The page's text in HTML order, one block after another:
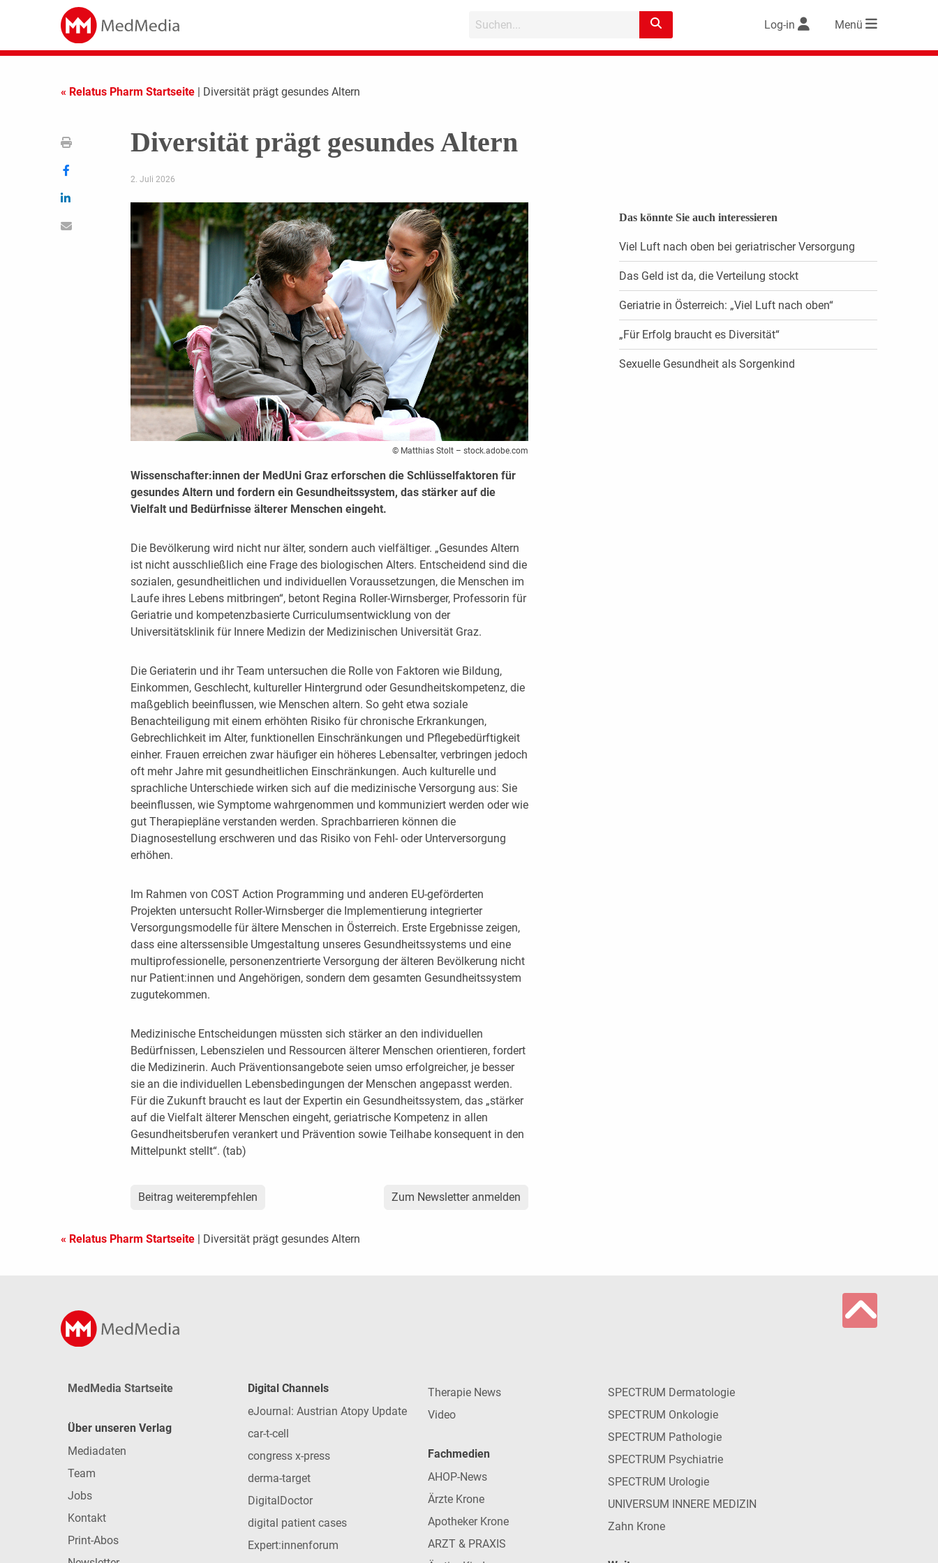
Log-in Menü
« Relatus Pharm Startseite | Diversität prägt gesundes Altern
Diversität prägt gesundes Altern
2. Juli 2026
© Matthias Stolt – stock.adobe.com
Wissenschafter:innen der MedUni Graz erforschen die Schlüsselfaktoren für
gesundes Altern und fordern ein Gesundheitssystem, das stärker auf die
Vielfalt und Bedürfnisse älterer Menschen eingeht.
Die Bevölkerung wird nicht nur älter, sondern auch vielfältiger. „Gesundes Altern
ist nicht ausschließlich eine Frage des biologischen Alters. Entscheidend sind die
sozialen, gesundheitlichen und individuellen Voraussetzungen, die Menschen im
Laufe ihres Lebens mitbringen“, betont Regina Roller-Wirnsberger, Professorin für
Geriatrie und kompetenzbasierte Curriculumsentwicklung von der
Universitätsklinik für Innere Medizin der Medizinischen Universität Graz.
Die Geriaterin und ihr Team untersuchen die Rolle von Faktoren wie Bildung,
Einkommen, Geschlecht, kultureller Hintergrund oder Gesundheitskompetenz, die
maßgeblich beeinflussen, wie Menschen altern. So geht etwa soziale
Benachteiligung mit einem erhöhten Risiko für chronische Erkrankungen,
Gebrechlichkeit im Alter, funktionellen Einschränkungen und Pflegebedürftigkeit
einher. Frauen erreichen zwar häufiger ein höheres Lebensalter, verbringen jedoch
oft mehr Jahre mit gesundheitlichen Einschränkungen. Auch kulturelle und
sprachliche Unterschiede wirken sich auf die medizinische Versorgung aus: Sie
beeinflussen, wie Symptome wahrgenommen und kommuniziert werden oder wie
gut Therapiepläne verstanden werden. Sprachbarrieren können die
Diagnosestellung erschweren und das Risiko von Fehl- oder Unterversorgung
erhöhen.
Im Rahmen von COST Action Programming und anderen EU-geförderten
Projekten untersucht Roller-Wirnsberger die Implementierung integrierter
Versorgungsmodelle für ältere Menschen in Österreich. Erste Ergebnisse zeigen,
dass eine alterssensible Umgestaltung unseres Gesundheitssystems und eine
multiprofessionelle, personenzentrierte Versorgung der älteren Bevölkerung nicht
nur Patient:innen und Angehörigen, sondern dem gesamten Gesundheitssystem
zugutekommen.
Medizinische Entscheidungen müssten sich stärker an den individuellen
Bedürfnissen, Lebenszielen und Ressourcen älterer Menschen orientieren, fordert
die Medizinerin. Auch Präventionsangebote seien umso erfolgreicher, je besser
sie an die individuellen Lebensbedingungen der Menschen angepasst werden.
Für die Zukunft braucht es laut der Expertin ein Gesundheitssystem, das „stärker
auf die Vielfalt älterer Menschen eingeht, geriatrische Kompetenz in allen
Gesundheitsberufen verankert und Prävention sowie Teilhabe konsequent in den
Mittelpunkt stellt“. (tab)
Beitrag weiterempfehlen Zum Newsletter anmelden
Das könnte Sie auch interessieren
Viel Luft nach oben bei geriatrischer Versorgung
Das Geld ist da, die Verteilung stockt
Geriatrie in Österreich: „Viel Luft nach oben“
„Für Erfolg braucht es Diversität“
Sexuelle Gesundheit als Sorgenkind
« Relatus Pharm Startseite | Diversität prägt gesundes Altern
MedMedia Startseite
Über unseren Verlag
Mediadaten
Team
Jobs
Kontakt
Print-Abos
Digital Channels
eJournal: Austrian Atopy Update
car-t-cell
congress x-press
derma-target
DigitalDoctor
digital patient cases
Expert:innenforum
Therapie News
Video
Fachmedien
AHOP-News
Ärzte Krone
Apotheker Krone
ARZT & PRAXIS
SPECTRUM Dermatologie
SPECTRUM Onkologie
SPECTRUM Pathologie
SPECTRUM Psychiatrie
SPECTRUM Urologie
UNIVERSUM INNERE MEDIZIN
Zahn Krone